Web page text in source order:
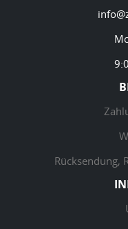
Rücksendung,